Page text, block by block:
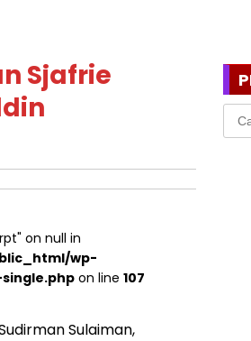
Sjafrie
on null in
wp-
on line107
Sulaiman,
Cari